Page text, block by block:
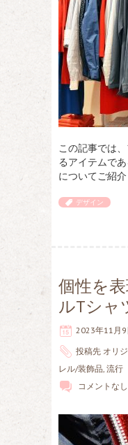
この記事では
るアイテムで
についてご紹
デザイン
個性を
ルTシャ
2023年11月9
投稿先 オリ
レル/装飾品, 流行
コメントなし